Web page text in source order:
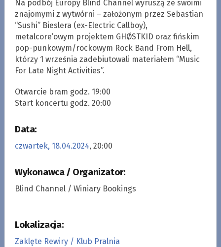
Na podbój Europy Blind Channel wyruszą ze swoimi
znajomymi z wytwórni – założonym przez Sebastian
“Sushi” Bieslera (ex-Electric Callboy),
metalcore’owym projektem GHØSTKID oraz fińskim
pop-punkowym/rockowym Rock Band From Hell,
którzy 1 września zadebiutowali materiałem “Music
For Late Night Activities”.
Otwarcie bram godz. 19:00
Start koncertu godz. 20:00
Data:
czwartek, 18.04.2024, 20:00
Wykonawca / Organizator:
Blind Channel / Winiary Bookings
Lokalizacja:
Zaklęte Rewiry / Klub Pralnia